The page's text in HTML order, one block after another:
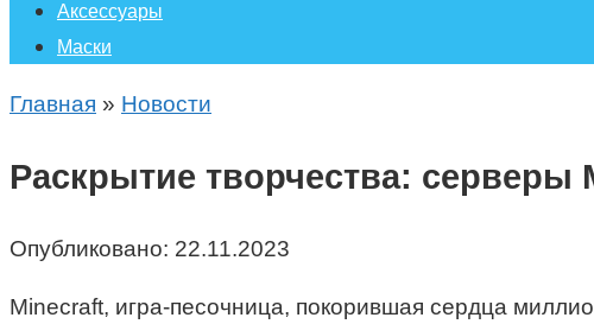
Аксессуары
Маски
Главная » Новости
Раскрытие творчества:
Опубликовано: 22.11.2023
Minecraft, игра-песочница, покорившая сердца